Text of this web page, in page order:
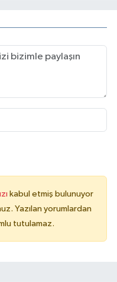
kabul etmiş bulunuyor
Yazılan yorumlardan
tutulamaz.